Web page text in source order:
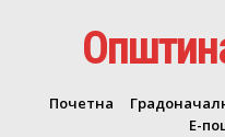
Почетна
Е-